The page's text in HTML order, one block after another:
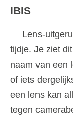
IBIS
Lens-
tijdje. Je ziet
naam van een
of iets
een lens kan
tegen